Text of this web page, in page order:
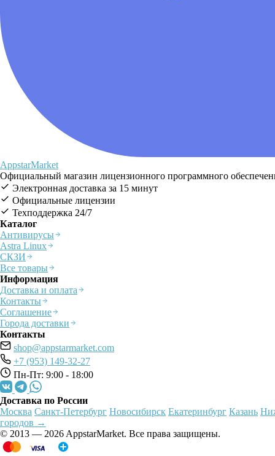
AppstarMarket
Официальный магазин лицензионного программного
Электронная доставка за 15 минут
Официальные лицензии
Техподдержка 24/7
Каталог
Антивирусы
Astra Linux
СКЗИ
Все товары
Информация
Доставка и оплата
Контакты
Соглашение
Города доставки
Контакты
shop@appstarmarket.com
+7 (953) 149-32-27
Пн-Пт: 9:00 - 18:00
Доставка по России
Москва Санкт-Петербург Новосибирск Екатеринбург Казань
городов →
© 2013 — 2026 AppstarMarket. Все права защищены.